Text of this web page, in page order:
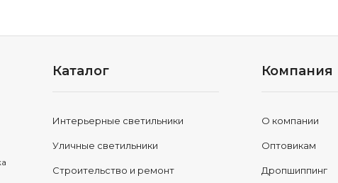
Каталог
Интерьерные светильники
Уличные светильники
Строительство и ремонт
Компания
О компании
Оптовикам
Дропшиппинг